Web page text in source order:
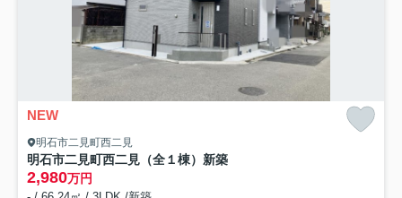
NEW
明石市二見町西二見
明石市二見町西二見（全１棟）新築
2,980万円